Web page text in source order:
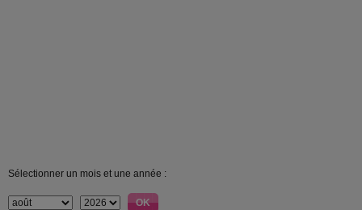
Sélectionner un mois et une année :